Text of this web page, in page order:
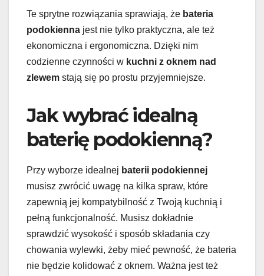
Te sprytne rozwiązania sprawiają, że bateria
podokienna jest nie tylko praktyczna, ale też
ekonomiczna i ergonomiczna. Dzięki nim
codzienne czynności w kuchni z oknem nad
zlewem stają się po prostu przyjemniejsze.
Jak wybrać idealną
baterię podokienną?
Przy wyborze idealnej baterii podokiennej
musisz zwrócić uwagę na kilka spraw, które
zapewnią jej kompatybilność z Twoją kuchnią i
pełną funkcjonalność. Musisz dokładnie
sprawdzić wysokość i sposób składania czy
chowania wylewki, żeby mieć pewność, że bateria
nie będzie kolidować z oknem. Ważna jest też